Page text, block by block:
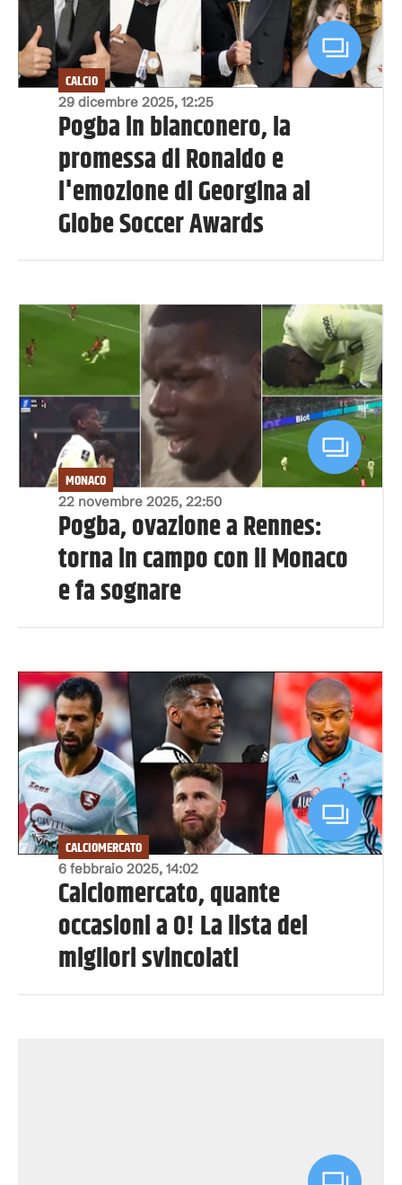
29 dicembre 2025, 12:25
CALCIO
Pogba in bianconero, la
promessa di Ronaldo e
l'emozione di Georgina ai
Globe Soccer Awards
22 novembre 2025, 22:50
MONACO
Pogba, ovazione a Rennes:
torna in campo con il Monaco
e fa sognare
6 febbraio 2025, 14:02
CALCIOMERCATO
Calciomercato, quante
occasioni a 0! La lista dei
migliori svincolati